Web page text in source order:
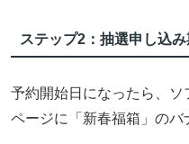
ステップ2：抽選申し込み
予約開始日になったら、
ページに「新春福箱」のバ